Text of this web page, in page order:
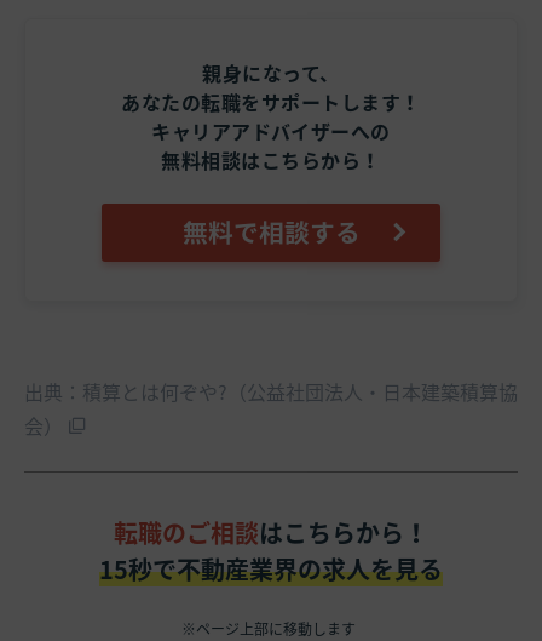
親身になって、
あなたの転職をサポートします！
キャリアアドバイザーへの
無料相談はこちらから！
無料で相談する
出典：積算とは何ぞや?（公益社団法人・日本建築積算協
会）
転職のご相談はこちらから！
15秒で不動産業界の求人を見る
※ページ上部に移動します